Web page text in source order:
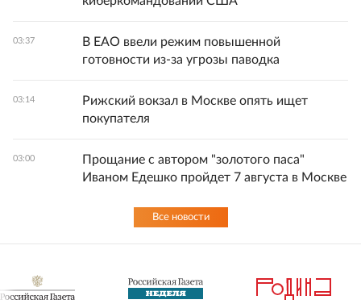
03:37
В ЕАО ввели режим повышенной
готовности из-за угрозы паводка
03:14
Рижский вокзал в Москве опять ищет
покупателя
03:00
Прощание с автором "золотого паса"
Иваном Едешко пройдет 7 августа в Москве
Все новости